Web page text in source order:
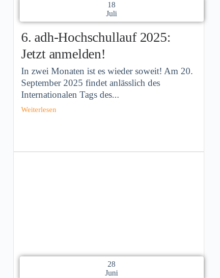
18
Juli
6. adh-Hochschullauf 2025:
Jetzt anmelden!
In zwei Monaten ist es wieder soweit! Am 20.
September 2025 findet anlässlich des
Internationalen Tags des...
Weiterlesen
28
Juni